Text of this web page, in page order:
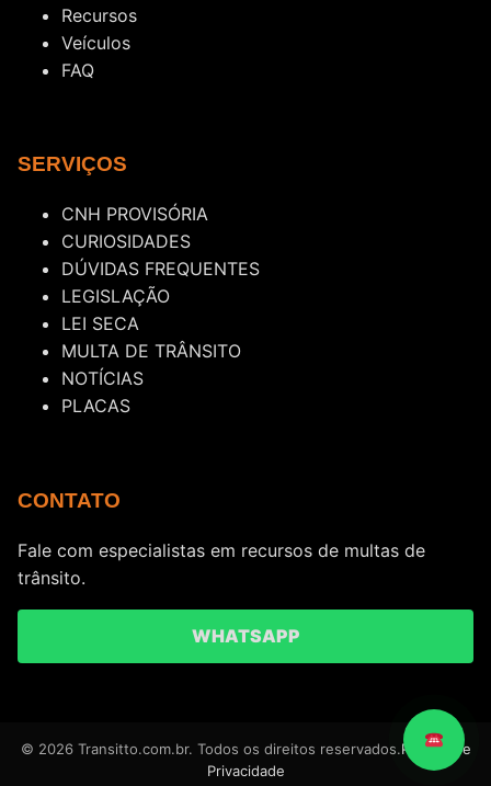
Recursos
Veículos
FAQ
SERVIÇOS
CNH PROVISÓRIA
CURIOSIDADES
DÚVIDAS FREQUENTES
LEGISLAÇÃO
LEI SECA
MULTA DE TRÂNSITO
NOTÍCIAS
PLACAS
CONTATO
Fale com especialistas em recursos de multas de
trânsito.
WHATSAPP
© 2026 Transitto.com.br. Todos os direitos reservados.Política de
Privacidade